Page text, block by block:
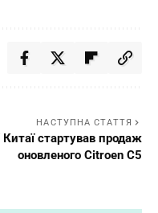
НАСТУПНА СТАТТЯ
Китаї стартував продаж
оновленого Citroen C5